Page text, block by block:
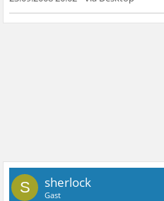
S sherlock
Gast